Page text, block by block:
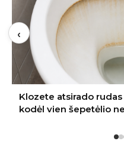
Ką sėti rugpjūtį
kurių derlių dar
‹